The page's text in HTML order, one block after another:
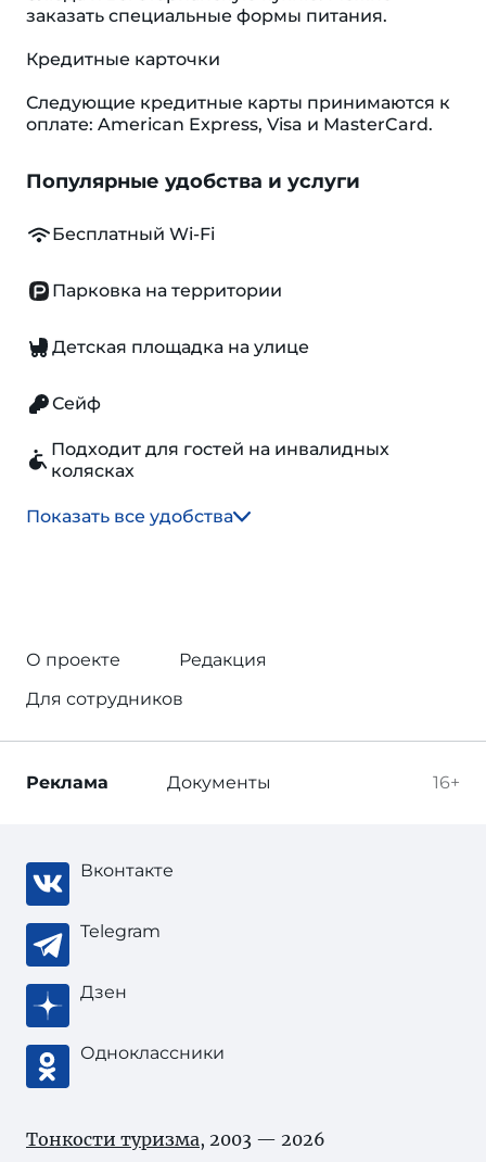
заказать специальные формы питания.
Кредитные карточки
Следующие кредитные карты принимаются к
оплате: American Express, Visa и MasterCard.
Популярные удобства и услуги
Бесплатный Wi-Fi
Парковка на территории
Детская площадка на улице
Сейф
Подходит для гостей на инвалидных
колясках
Показать все удобства
О проекте
Редакция
Для сотрудников
16+
Реклама Документы
Вконтакте
Telegram
Дзен
Одноклассники
Тонкости туризма, 2003 — 2026